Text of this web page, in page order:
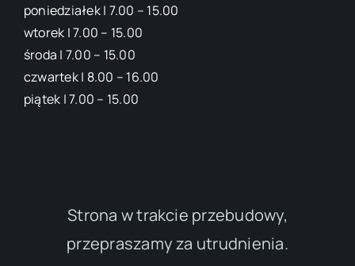
poniedziałek | 7.00 – 15.00
wtorek | 7.00 – 15.00
środa | 7.00 – 15.00
czwartek | 8.00 – 16.00
piątek | 7.00 – 15.00
Strona w trakcie przebudowy,
przepraszamy za utrudnienia.